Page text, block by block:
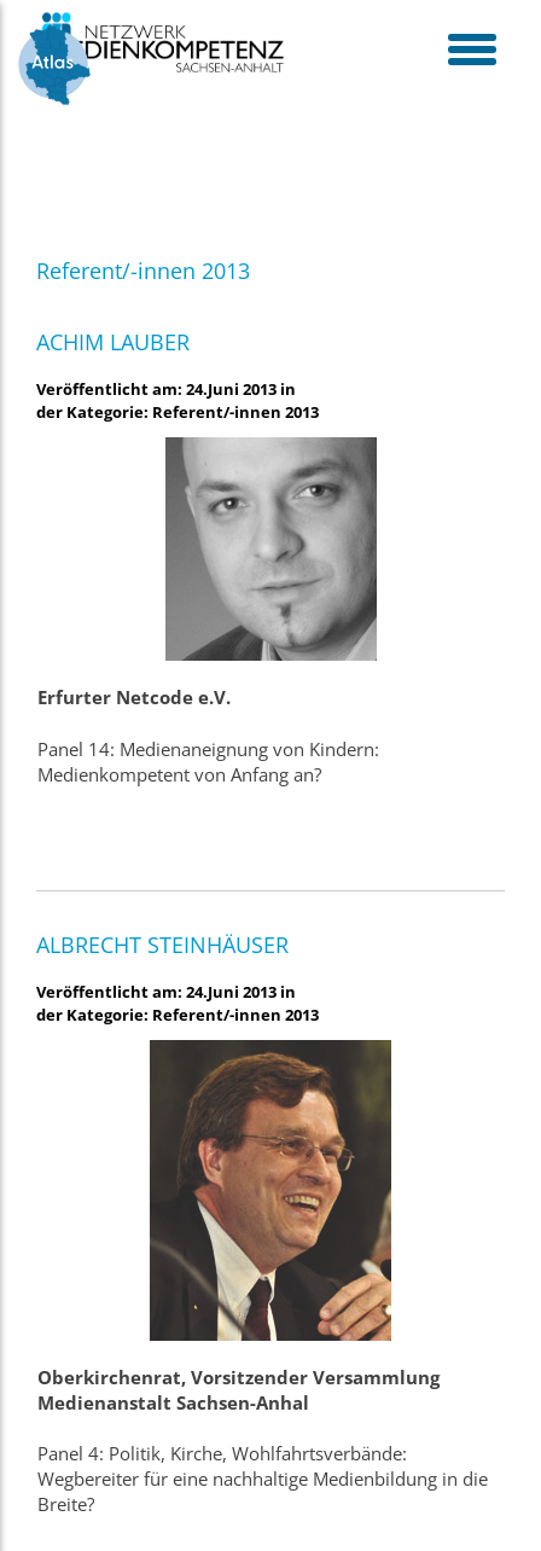
toggle
menu
Skip
content
Referent/-innen 2013
ACHIM LAUBER
Veröffentlicht am: 24.Juni 2013 in
der Kategorie: Referent/-innen 2013
Erfurter Netcode e.V.
Panel 14: Medienaneignung von Kindern:
Medienkompetent von Anfang an?
ALBRECHT STEINHÄUSER
Veröffentlicht am: 24.Juni 2013 in
der Kategorie: Referent/-innen 2013
Oberkirchenrat, Vorsitzender Versammlung
Medienanstalt Sachsen-Anhal
Panel 4: Politik, Kirche, Wohlfahrtsverbände:
Wegbereiter für eine nachhaltige Medienbildung in die
Breite?